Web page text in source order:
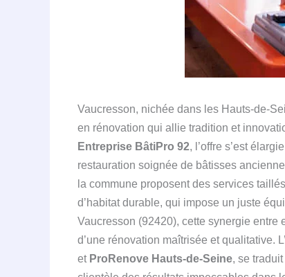
Vaucresson, nichée dans les Hauts-de-
en rénovation qui allie tradition et
Entreprise BâtiPro 92, l’offre s’est
restauration soignée de bâtisses
la commune proposent des services
d’habitat durable, qui impose un juste
Vaucresson (92420), cette synergie entre
d’une rénovation maîtrisée et qualitative.
et ProRenove Hauts-de-Seine, se